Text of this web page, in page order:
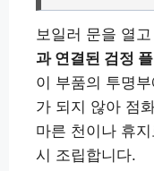
보일러 문을 열
과 연결된 검정
이 부품의 투명
가 되지 않아 점
마른 천이나 휴
시 조립합니다.